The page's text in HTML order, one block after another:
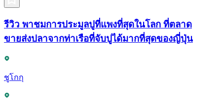
รีวิว พาชมการประมูลปูที่แพงที่สุดในโลก ที่ตลาด
ขายส่งปลาจากท่าเรือที่จับปูได้มากที่สุดของญี่ปุ่น
ชูโกกุ